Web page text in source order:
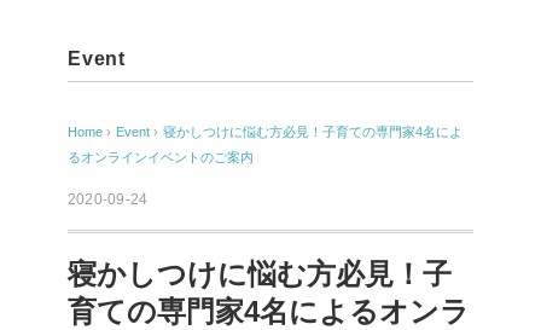
Event
Home › Event › 寝かしつけに悩む方必見！子育ての専門家4名によ
るオンラインイベントのご案内
2020-09-24
寝かしつけに悩む方必見！子
育ての専門家4名によるオンラ